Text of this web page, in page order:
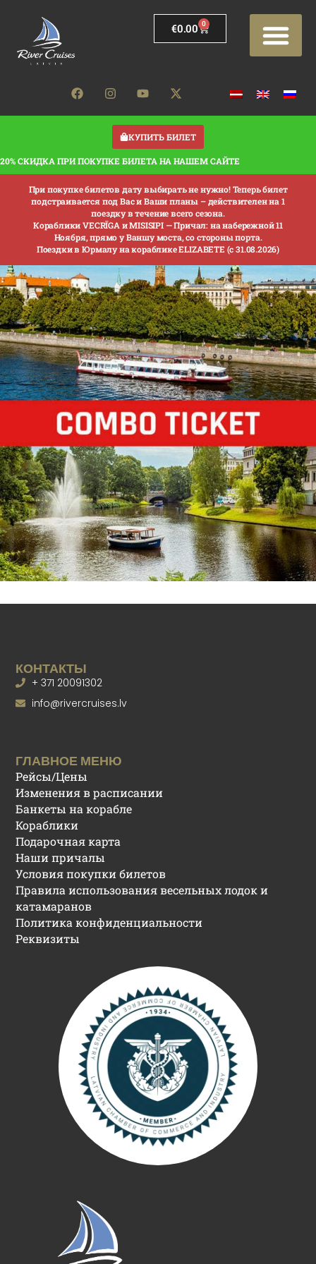
€0.00 0
КУПИТЬ БИЛЕТ
20% СКИДКА ПРИ ПОКУПКЕ БИЛЕТА НА НАШЕМ САЙТЕ
При покупке билетов дату выбирать не нужно! Теперь билет
подстраивается под Вас и Ваши планы – действителен на 1
поездку в течение всего сезона.
Кораблики VECRĪGA и MISISIPI —Причал: на набережной 11
Ноября, прямо у Ваншу моста, со стороны порта.
Поездки в Юрмалу на кораблике ELIZABETE (с 31.08.2026)
ГЛАВНОЕ МЕНЮ
Рейсы/Цены
Изменения в расписании
Банкеты на корабле
Кораблики
Подарочная карта
Наши причалы
Условия покупки билетов
Правила использования весельных лодок и
катамаранов
Политика конфиденциальности
Реквизиты
КОНТАКТЫ
+ 371 20091302
info@rivercruises.lv